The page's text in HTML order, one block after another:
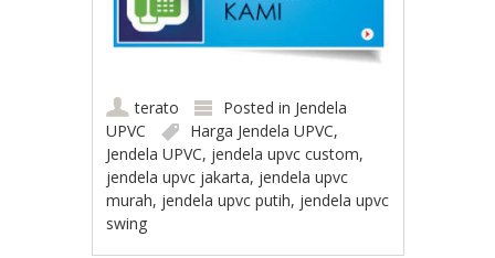
terato Posted in Jendela
UPVC
Harga Jendela UPVC,
Jendela UPVC, jendela upvc custom,
jendela upvc jakarta, jendela upvc
murah, jendela upvc putih, jendela upvc
swing